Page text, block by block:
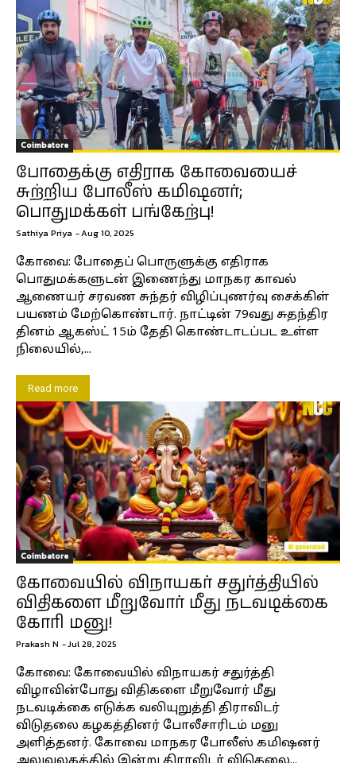
Coimbatore
போதைக்கு எதிராக கோவையைச்
சுற்றிய போலீஸ் கமிஷனர்;
பொதுமக்கள் பங்கேற்பு!
Sathiya Priya -Aug 10, 2025
கோவை: போதைப் பொருளுக்கு எதிராக
பொதுமக்களுடன் இணைந்து மாநகர காவல்
ஆணையர் சரவண சுந்தர் விழிப்புணர்வு சைக்கிள்
பயணம் மேற்கொண்டார். நாட்டின் 79வது சுதந்திர
தினம் ஆகஸ்ட் 15ம் தேதி கொண்டாடப்பட உள்ள
நிலையில்,...
Read more
Coimbatore
கோவையில் விநாயகர் சதுர்த்தியில்
விதிகளை மீறுவோர் மீது நடவடிக்கை
கோரி மனு!
Prakash N -Jul 28, 2025
கோவை: கோவையில் விநாயகர் சதுர்த்தி
விழாவின்போது விதிகளை மீறுவோர் மீது
நடவடிக்கை எடுக்க வலியுறுத்தி திராவிடர்
விடுதலை கழகத்தினர் போலீசாரிடம் மனு
அளித்தனர். கோவை மாநகர போலீஸ் கமிஷனர்